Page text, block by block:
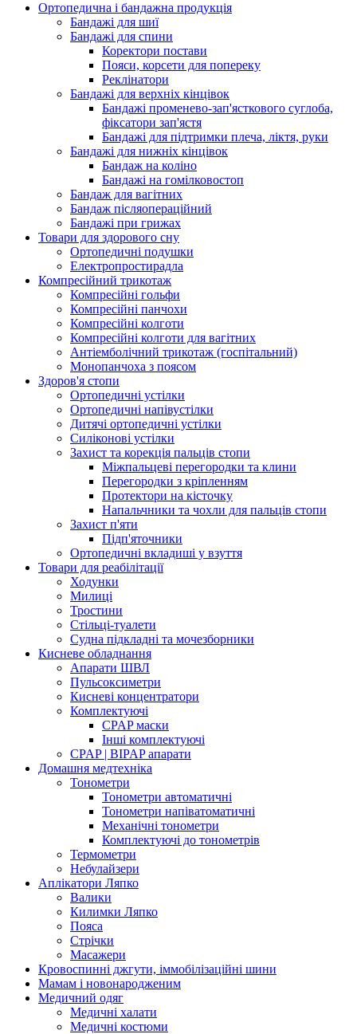
Ортопедична і бандажна продукція
Бандажі для шиї
Бандажі для спини
Коректори постави
Пояси, корсети для попереку
Реклінатори
Бандажі для верхніх кінцівок
Бандажі променево-зап'ясткового суглоба,
фіксатори зап'ястя
Бандажі для підтримки плеча, ліктя, руки
Бандажі для нижніх кінцівок
Бандаж на коліно
Бандажі на гомілковостоп
Бандаж для вагітних
Бандаж післяопераційний
Бандажі при грижах
Товари для здорового сну
Ортопедичні подушки
Електропростирадла
Компресійний трикотаж
Компресійні гольфи
Компресійні панчохи
Компресійні колготи
Компресійні колготи для вагітних
Антіемболічний трикотаж (госпітальний)
Монопанчоха з поясом
Здоров'я стопи
Ортопедичні устілки
Ортопедичні напівустілки
Дитячі ортопедичні устілки
Силіконові устілки
Захист та корекція пальців стопи
Міжпальцеві перегородки та клини
Перегородки з кріпленням
Протектори на кісточку
Напальчники та чохли для пальців стопи
Захист п'яти
Підп'яточники
Ортопедичні вкладиші у взуття
Товари для реабілітації
Ходунки
Милиці
Тростини
Стільці-туалети
Судна підкладні та мочезборники
Кисневе обладнання
Апарати ШВЛ
Пульсоксиметри
Кисневі концентратори
Комплектуючі
CPAP маски
Інші комплектуючі
CPAP | BIPAP апарати
Домашня медтехніка
Тонометри
Тонометри автоматичні
Тонометри напіватоматичні
Механічні тонометри
Комплектуючі до тонометрів
Термометри
Небулайзери
Аплікатори Ляпко
Валики
Килимки Ляпко
Пояса
Стрічки
Масажери
Кровоспинні джгути, іммобілізаційні шини
Мамам і новонародженим
Медичний одяг
Медичні халати
Медичні костюми